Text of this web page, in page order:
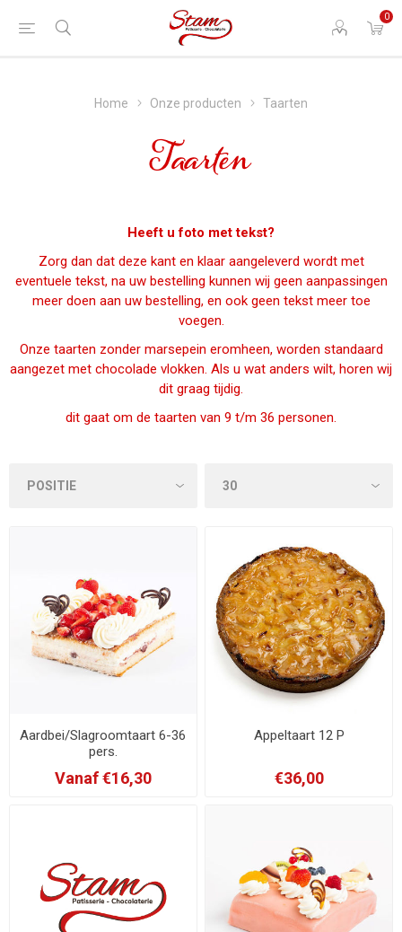
0
Home Onze producten Taarten
Taarten
Heeft u foto met tekst?
Zorg dan dat deze kant en klaar aangeleverd wordt met
eventuele tekst, na uw bestelling kunnen wij geen aanpassingen
meer doen aan uw bestelling, en ook geen tekst meer toe
voegen.
Onze taarten zonder marsepein eromheen, worden standaard
aangezet met chocolade vlokken. Als u wat anders wilt, horen wij
dit graag tijdig.
dit gaat om de taarten van 9 t/m 36 personen.
Aardbei/Slagroomtaart 6-36
pers.
Vanaf €16,30
Appeltaart 12 P
€36,00